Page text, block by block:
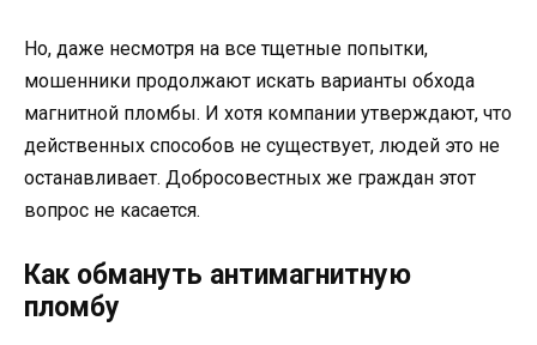
Но, даже несмотря на все тщетные попытки,
мошенники продолжают искать варианты обхода
магнитной пломбы. И хотя компании утверждают, что
действенных способов не существует, людей это не
останавливает. Добросовестных же граждан этот
вопрос не касается.
Как обмануть антимагнитную
пломбу